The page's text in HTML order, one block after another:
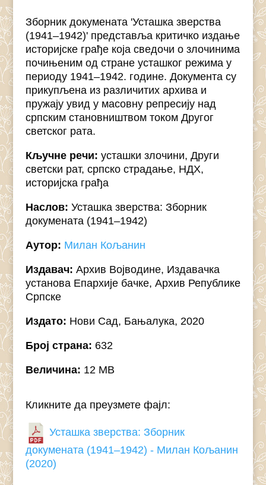
Зборник докумената 'Усташка зверства
(1941–1942)' представља критичко издање
историјске грађе која сведочи о злочинима
почињеним од стране усташког режима у
периоду 1941–1942. године. Документа су
прикупљена из различитих архива и
пружају увид у масовну репресију над
српским становништвом током Другог
светског рата.
Кључне речи: усташки злочини, Други
светски рат, српско страдање, НДХ,
историјска грађа
Наслов: Усташка зверства: Зборник
докумената (1941–1942)
Аутор: Милан Кољанин
Издавач: Архив Војводине, Издавачка
установа Епархије бачке, Архив Републике
Српске
Издато: Нови Сад, Бањалука, 2020
Број страна: 632
Величина: 12 MB
Кликните да преузмете фајл:
Усташка зверства: Зборник
докумената (1941–1942) - Милан Кољанин
(2020)